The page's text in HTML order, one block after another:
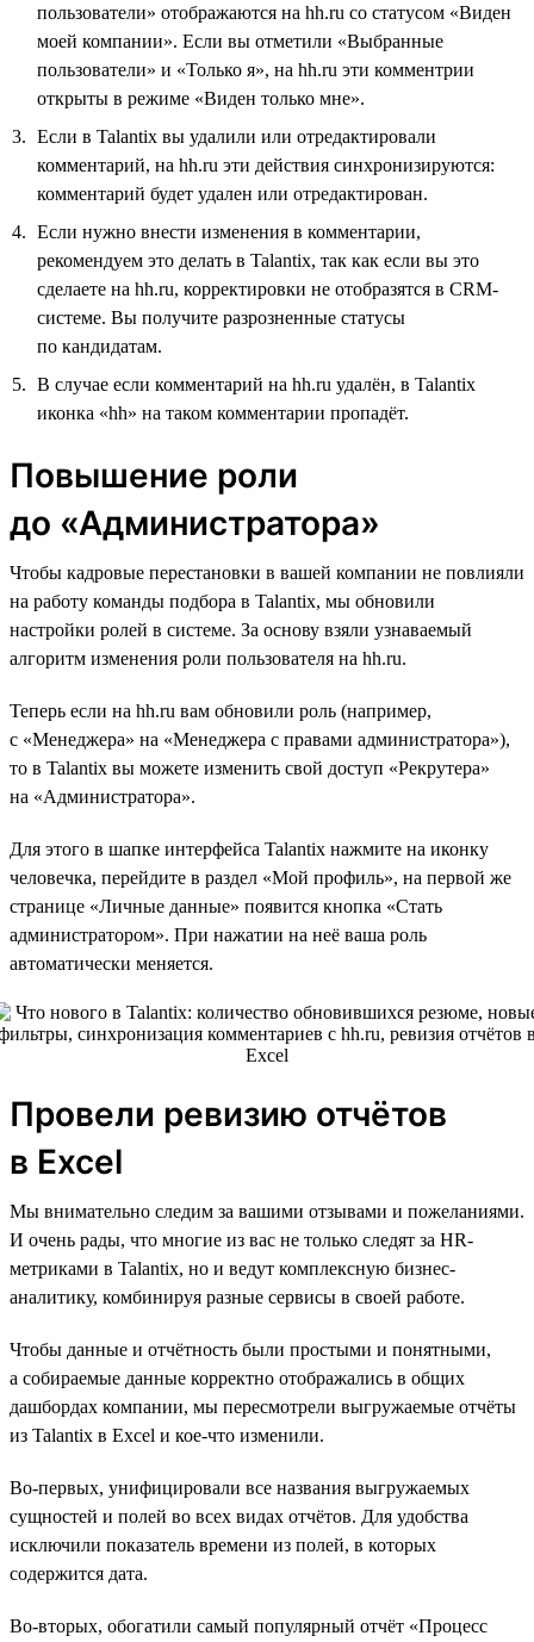
пользователи» отображаются на hh.ru со статусом «Виден
моей компании». Если вы отметили «Выбранные
пользователи» и «Только я», на hh.ru эти комментрии
открыты в режиме «Виден только мне».
Если в Talantix вы удалили или отредактировали
комментарий, на hh.ru эти действия синхронизируются:
комментарий будет удален или отредактирован.
Если нужно внести изменения в комментарии,
рекомендуем это делать в Talantix, так как если вы это
сделаете на hh.ru, корректировки не отобразятся в CRM-
системе. Вы получите разрозненные статусы
по кандидатам.
В случае если комментарий на hh.ru удалён, в Talantix
иконка «hh» на таком комментарии пропадёт.
Повышение роли
до «Администратора»
Чтобы кадровые перестановки в вашей компании не повлияли
на работу команды подбора в Talantix, мы обновили
настройки ролей в системе. За основу взяли узнаваемый
алгоритм изменения роли пользователя на hh.ru.
Теперь если на hh.ru вам обновили роль (например,
с «Менеджера» на «Менеджера с правами администратора»),
то в Talantix вы можете изменить свой доступ «Рекрутера»
на «Администратора».
Для этого в шапке интерфейса Talantix нажмите на иконку
человечка, перейдите в раздел «Мой профиль», на первой же
странице «Личные данные» появится кнопка «Стать
администратором». При нажатии на неё ваша роль
автоматически меняется.
Провели ревизию отчётов
в Excel
Мы внимательно следим за вашими отзывами и пожеланиями.
И очень рады, что многие из вас не только следят за HR-
метриками в Talantix, но и ведут комплексную бизнес-
аналитику, комбинируя разные сервисы в своей работе.
Чтобы данные и отчётность были простыми и понятными,
а собираемые данные корректно отображались в общих
дашбордах компании, мы пересмотрели выгружаемые отчёты
из Talantix в Excel и кое-что изменили.
Во-первых, унифицировали все названия выгружаемых
сущностей и полей во всех видах отчётов. Для удобства
исключили показатель времени из полей, в которых
содержится дата.
Во-вторых, обогатили самый популярный отчёт «Процесс